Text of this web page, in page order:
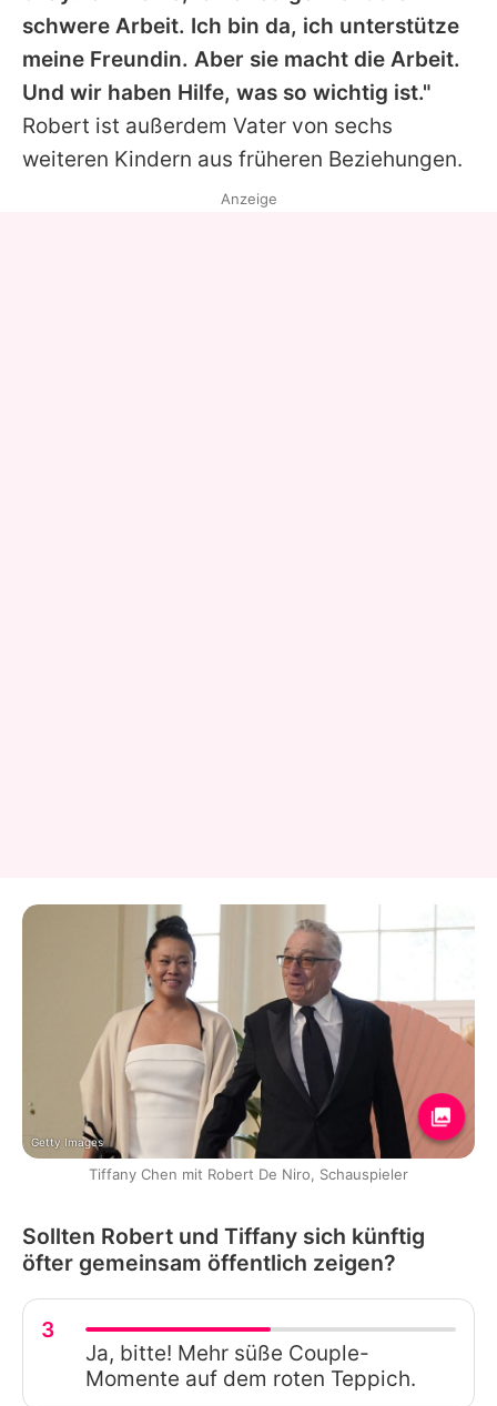
schwere Arbeit. Ich bin da, ich unterstütze
meine Freundin. Aber sie macht die Arbeit.
Und wir haben Hilfe, was so wichtig ist."
Robert ist außerdem Vater von sechs
weiteren Kindern aus früheren Beziehungen.
Anzeige
Getty Images
Tiffany Chen mit Robert De Niro, Schauspieler
Sollten Robert und Tiffany sich künftig
öfter gemeinsam öffentlich zeigen?
3
Ja, bitte! Mehr süße Couple-
Momente auf dem roten Teppich.